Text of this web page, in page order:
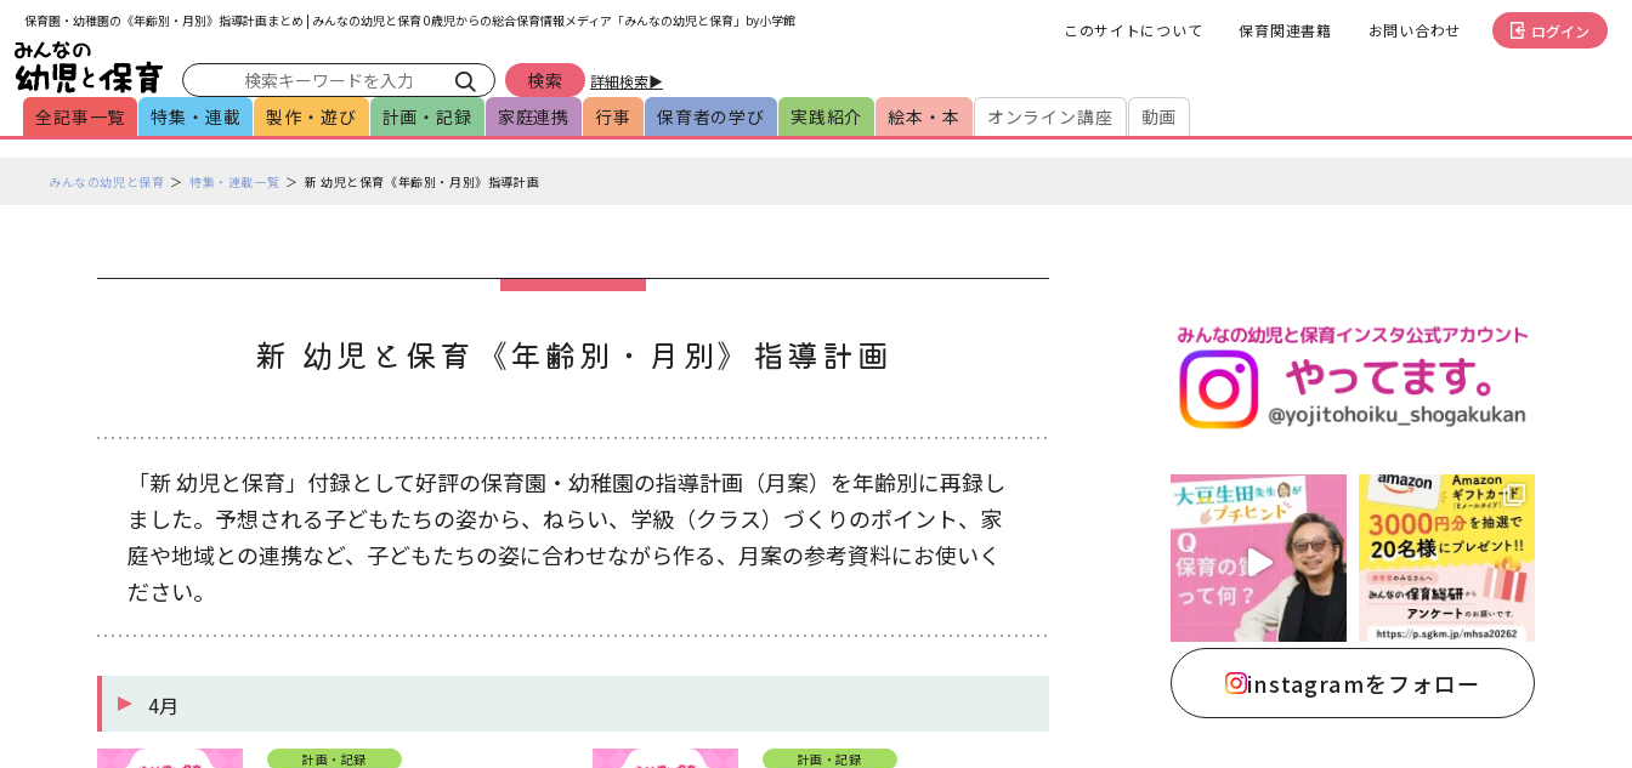
保育園・幼稚園の《年齢別・月別》指導計画まとめ | みんなの幼児と保育 0歳児からの総合保育情報メディア「みんなの幼児と保育」by小学館 このサイトについて 保育関連書籍 お問い合わせ ログイン
詳細検索▶
全記事一覧 特集・連載 製作・遊び 計画・記録 家庭連携 行事 保育者の学び 実践紹介 絵本・本 オンライン講座 動画
みんなの幼児と保育 特集・連載一覧 新 幼児と保育《年齢別・月別》指導計画
新 幼児と保育《年齢別・月別》指導計画
「新 幼児と保育」付録として好評の保育園・幼稚園の指導計画（月案）を年齢別に再録し
ました。予想される子どもたちの姿から、ねらい、学級（クラス）づくりのポイント、家
庭や地域との連携など、子どもたちの姿に合わせながら作る、月案の参考資料にお使いく
ださい。
4月
計画・記録 計画・記録
instagramをフォロー